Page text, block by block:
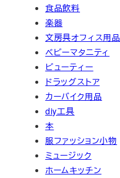
食品飲料
楽器
文房具オフィス用品
ベビーマタニティ
ビューティー
ドラッグストア
カーバイク用品
diy工具
本
服ファッション小物
ミュージック
ホームキッチン